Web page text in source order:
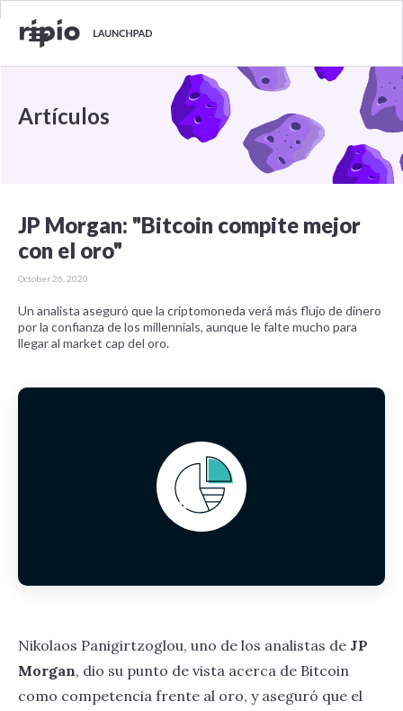
Artículos
JP Morgan: "Bitcoin compite mejor
con el oro"
October 26, 2020
Un analista aseguró que la criptomoneda verá más flujo de dinero
por la confianza de los millennials, aunque le falte mucho para
llegar al market cap del oro.
Nikolaos Panigirtzoglou, uno de los analistas de JP
Morgan, dio su punto de vista acerca de Bitcoin
como competencia frente al oro, y aseguró que el